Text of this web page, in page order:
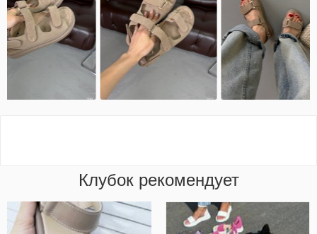
Клубок рекомендует